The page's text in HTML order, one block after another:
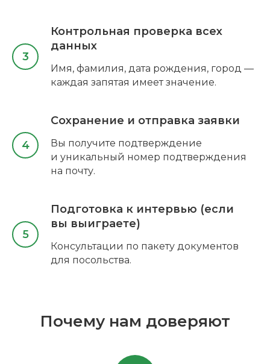
Контрольная проверка всех
данных
Имя, фамилия, дата рождения, город —
каждая запятая имеет значение.
Сохранение и отправка заявки
Вы получите подтверждение
и уникальный номер подтверждения
на почту.
Подготовка к интервью (если
вы выиграете)
Консультации по пакету документов
для посольства.
Почему нам доверяют